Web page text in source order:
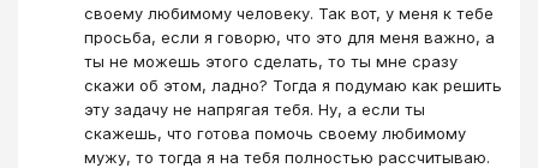
своему любимому человеку. Так вот, у меня к тебе
просьба, если я говорю, что это для меня важно, а
ты не можешь этого сделать, то ты мне сразу
скажи об этом, ладно? Тогда я подумаю как решить
эту задачу не напрягая тебя. Ну, а если ты
скажешь, что готова помочь своему любимому
мужу, то тогда я на тебя полностью рассчитываю.